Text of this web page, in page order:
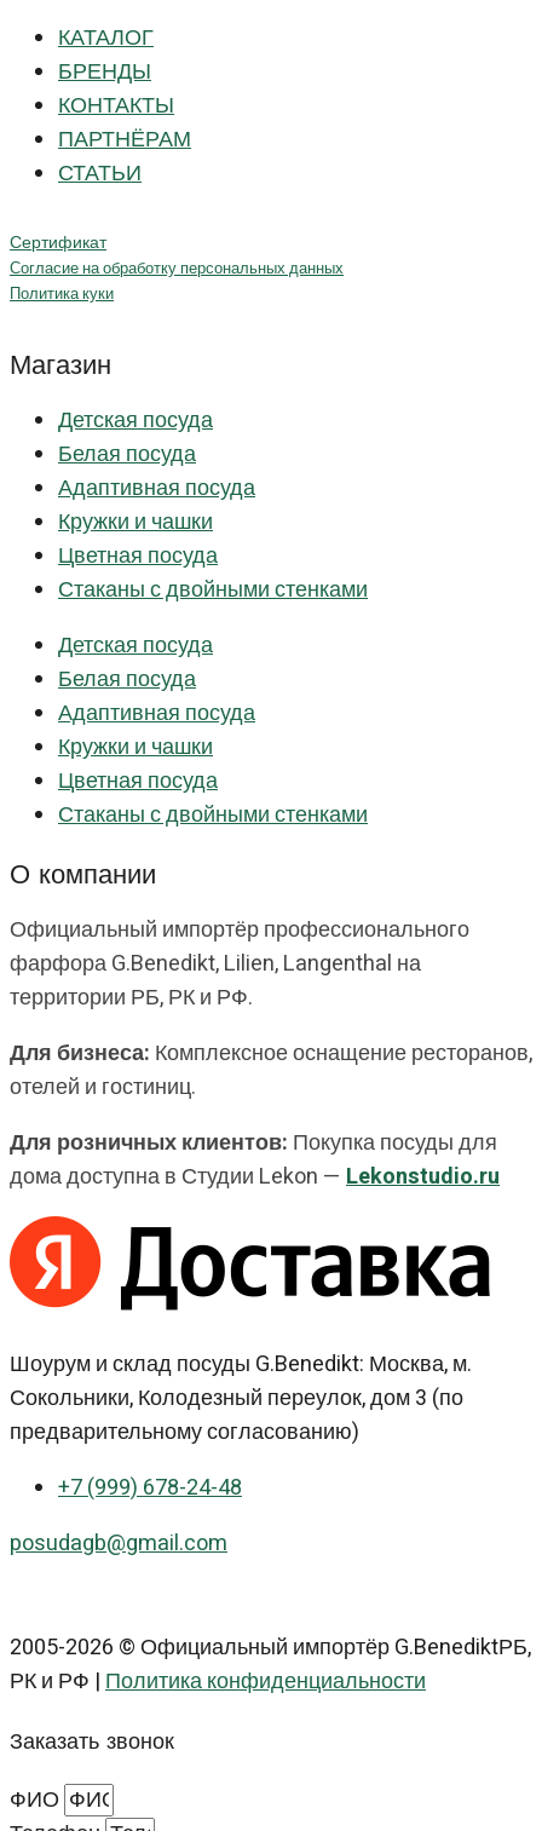
КАТАЛОГ
БРЕНДЫ
КОНТАКТЫ
ПАРТНЁРАМ
СТАТЬИ
Сертификат
Согласие на обработку персональных данных
Политика куки
Магазин
Детская посуда
Белая посуда
Адаптивная посуда
Кружки и чашки
Цветная посуда
Стаканы с двойными стенками
Детская посуда
Белая посуда
Адаптивная посуда
Кружки и чашки
Цветная посуда
Стаканы с двойными стенками
О компании
Официальный импортёр профессионального
фарфора G.Benedikt, Lilien, Langenthal на
территории РБ, РК и РФ.
Для бизнеса: Комплексное оснащение ресторанов,
отелей и гостиниц.
Для розничных клиентов: Покупка посуды для
дома доступна в Студии Lekon — Lekonstudio.ru
Шоурум и склад посуды G.Benedikt: Москва, м.
Сокольники, Колодезный переулок, дом 3 (по
предварительному согласованию)
+7 (999) 678-24-48
posudagb@gmail.com
2005-2026 © Официальный импортёр G.BenediktРБ,
РК и РФ |Политика конфиденциальности
Заказать звонок
ФИО